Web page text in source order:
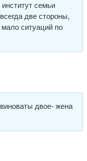
семьи
две стороны,
ситуаций по
двое- жена